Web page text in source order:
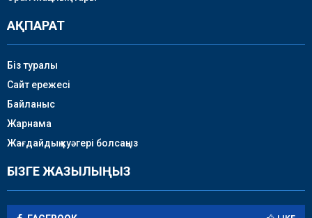
АҚПАРАТ
Біз туралы
Сайт ережесі
Байланыс
Жарнама
Жағдайдың куәгері болсаңыз
БІЗГЕ ЖАЗЫЛЫҢЫЗ